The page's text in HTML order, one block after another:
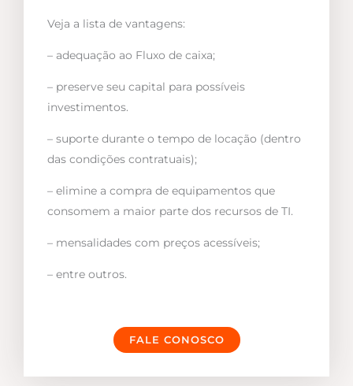
Veja a lista de vantagens:
– adequação ao Fluxo de caixa;
– preserve seu capital para possíveis
investimentos.
– suporte durante o tempo de locação (dentro
das condições contratuais);
– elimine a compra de equipamentos que
consomem a maior parte dos recursos de TI.
– mensalidades com preços acessíveis;
– entre outros.
FALE CONOSCO